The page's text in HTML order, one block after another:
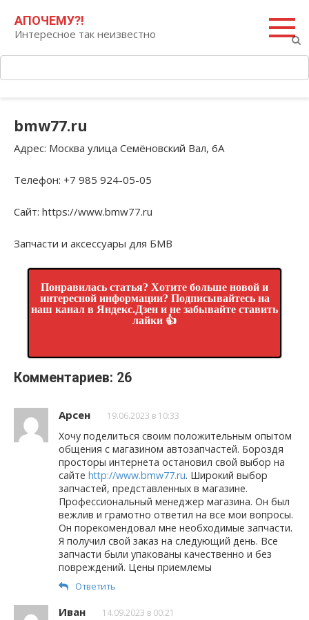
контенту
АПОЧЕМУ?!
Интересное так неизвестно
bmw77.ru
Адрес: Москва улица Семёновский Вал, 6А
Телефон: +7 985 924-05-05
Сайт: https://www.bmw77.ru
Запчасти и аксессуары для БМВ
Понравилась статья? Хотите больше новой и
интересной информации? Подписывайтесь на
наш канал в Яндекс.Дзен и не забывайте ставить
лайки 👍
Комментариев: 26
Арсен 19.06.2023 в 10:33
Хочу поделиться своим положительным опытом
общения с магазином автозапчастей. Бороздя
просторы интернета остановил свой выбор на
сайте http://www.bmw77.ru. Широкий выбор
запчастей, представленных в магазине.
Профессиональный менеджер магазина. Он был
вежлив и грамотно ответил на все мои вопросы.
Он порекомендовал мне необходимые запчасти.
Я получил свой заказ на следующий день. Все
запчасти были упакованы качественно и без
повреждений. Цены приемлемы
Ответить
Иван 14.09.2023 в 00:21